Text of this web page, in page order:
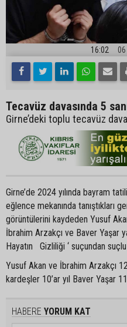
16:02
Tecavüz davasında 5
Girne’deki toplu tecavüz
Girne’de 2024 yılında bayram
eğlence mekanında tanıştıkları
görüntülerini kaydeden Yusuf
İbrahim Arzakçı ve Baver Yaşar
Hayatın Gizliliği ‘ suçundan
Yusuf Akan ve İbrahim Arzakçı
kardeşler 10’ar yıl Baver Yaşar
HABERE YORUM KAT